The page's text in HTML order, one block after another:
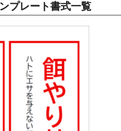
プレート書式一覧